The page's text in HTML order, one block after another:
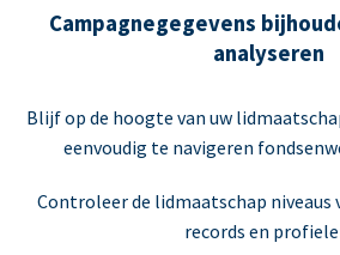
Campagnegegevens
analyseren
Blijf op de hoogte van uw
eenvoudig te navigeren
Controleer de lidmaatschap niveaus
records en